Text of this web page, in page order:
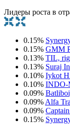
Лидеры роста в
0.15%
0.15% GMM
0.13% TIL,
0.13% Suraj
0.10% Iykot
0.10% INDO-
0.09%
0.09% Alfa
0.09%
0.15%